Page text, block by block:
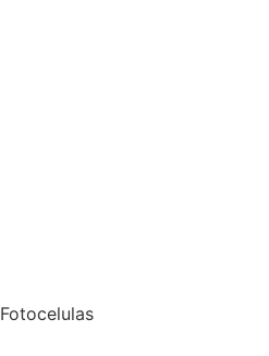
Fotocelulas